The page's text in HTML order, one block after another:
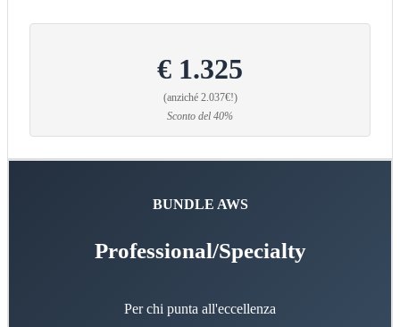
€ 1.325
(anziché 2.037€!)
Sconto del 40%
BUNDLE AWS
Professional/Specialty
Per chi punta all'eccellenza